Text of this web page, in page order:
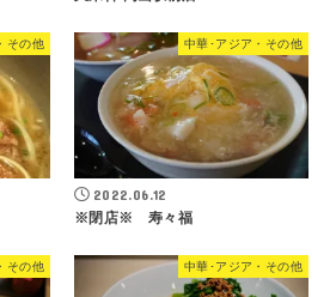
その他 中華･アジア・その他
2022.06.12
※閉店※ 寿々福
その他 中華･アジア・その他